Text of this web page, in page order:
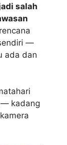
salah
—
ada dan
kadang